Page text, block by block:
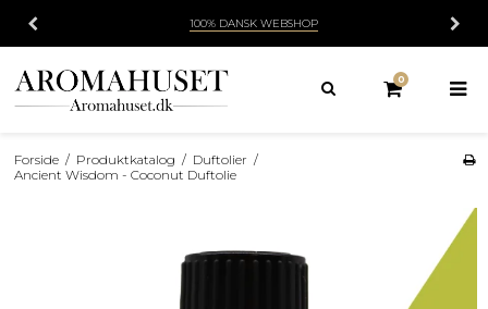
100% DANSK WEBSHOP
0
Forside / Produktkatalog / Duftolier /
Ancient Wisdom - Coconut Duftolie